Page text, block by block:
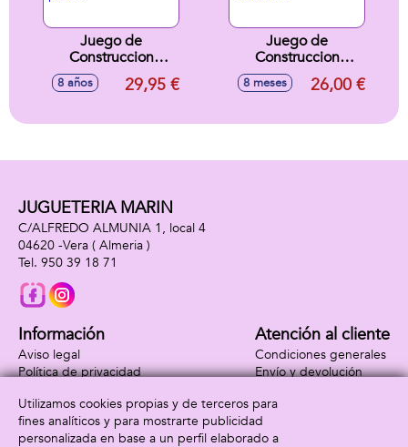
Juego de
Construccion
Ferrari 499P Lego
Speed Champions.
8 años 29,95 €
Juego de
Construccion
Ataque Del Jinete
Avícola En El
Minecraft
8 meses 26,00 €
JUGUETERIA MARIN
C/ALFREDO ALMUNIA 1, local 4
04620 -Vera ( Almeria )
950 39 18 71
Información
Aviso legal
Política de privacidad
Atención al cliente
Condiciones generales
Envío y devolución
Formas de pago
Utilizamos cookies propias y de terceros para
fines analíticos y para mostrarte publicidad
personalizada en base a un perfil elaborado a